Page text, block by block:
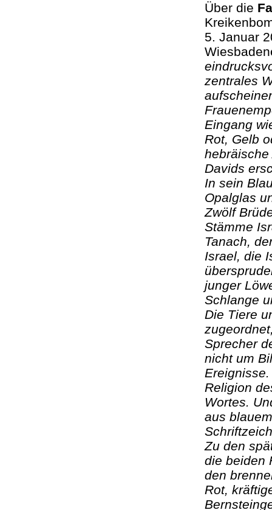
Über die
5. Januar
zentrales
Eingang
Rot, Gelb
Davids
In sein
Opalglas
Zwölf
Stämme
Tanach,
Israel, die
junger
Schlange
Die Tiere
Sprecher
nicht um
Religion
Wortes.
aus
Zu den
die beiden
den
Rot,